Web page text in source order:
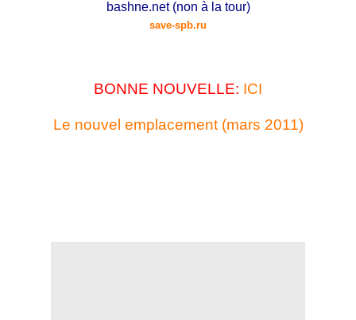
bashne.net (non à la tour)
save-spb.ru
BONNE NOUVELLE: ICI
Le nouvel emplacement (mars 2011)